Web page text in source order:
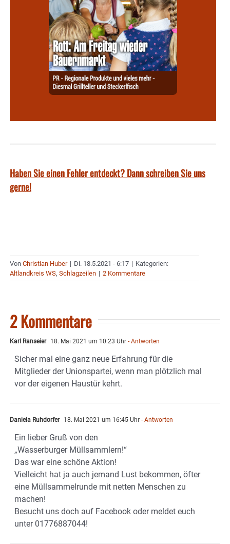
Haben Sie einen Fehler entdeckt? Dann schreiben Sie uns
gerne!
Von Christian Huber | Di. 18.5.2021 - 6:17 | Kategorien:
Altlandkreis WS, Schlagzeilen | 2 Kommentare
2 Kommentare
Karl Ranseier 18. Mai 2021 um 10:23 Uhr - Antworten
Sicher mal eine ganz neue Erfahrung für die
Mitglieder der Unionspartei, wenn man plötzlich mal
vor der eigenen Haustür kehrt.
Daniela Ruhdorfer 18. Mai 2021 um 16:45 Uhr - Antworten
Ein lieber Gruß von den
„Wasserburger Müllsammlern!“
Das war eine schöne Aktion!
Vielleicht hat ja auch jemand Lust bekommen, öfter
eine Müllsammelrunde mit netten Menschen zu
machen!
Besucht uns doch auf Facebook oder meldet euch
unter 01776887044!